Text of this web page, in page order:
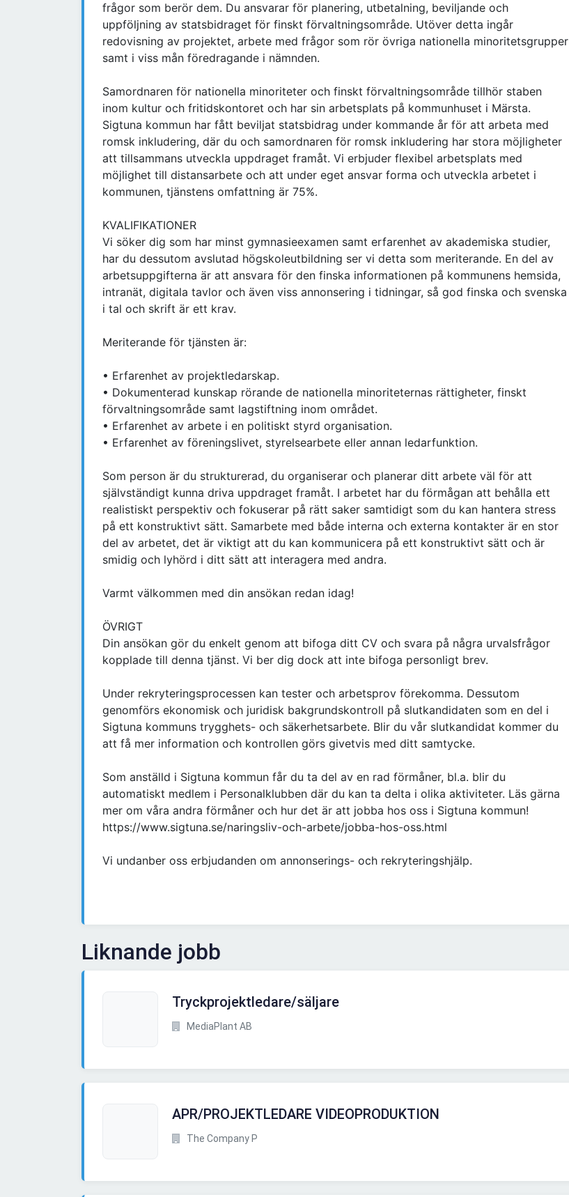
frågor som berör dem. Du ansvarar för planering, utbetalning, beviljande och
uppföljning av statsbidraget för finskt förvaltningsområde. Utöver detta ingår
redovisning av projektet, arbete med frågor som rör övriga nationella minoritetsgrupper
samt i viss mån föredragande i nämnden.
Samordnaren för nationella minoriteter och finskt förvaltningsområde tillhör staben
inom kultur och fritidskontoret och har sin arbetsplats på kommunhuset i Märsta.
Sigtuna kommun har fått beviljat statsbidrag under kommande år för att arbeta med
romsk inkludering, där du och samordnaren för romsk inkludering har stora möjligheter
att tillsammans utveckla uppdraget framåt. Vi erbjuder flexibel arbetsplats med
möjlighet till distansarbete och att under eget ansvar forma och utveckla arbetet i
kommunen, tjänstens omfattning är 75%.
KVALIFIKATIONER
Vi söker dig som har minst gymnasieexamen samt erfarenhet av akademiska studier,
har du dessutom avslutad högskoleutbildning ser vi detta som meriterande. En del av
arbetsuppgifterna är att ansvara för den finska informationen på kommunens hemsida,
intranät, digitala tavlor och även viss annonsering i tidningar, så god finska och svenska
i tal och skrift är ett krav.
Meriterande för tjänsten är:
• Erfarenhet av projektledarskap.
• Dokumenterad kunskap rörande de nationella minoriteternas rättigheter, finskt
förvaltningsområde samt lagstiftning inom området.
• Erfarenhet av arbete i en politiskt styrd organisation.
• Erfarenhet av föreningslivet, styrelsearbete eller annan ledarfunktion.
Som person är du strukturerad, du organiserar och planerar ditt arbete väl för att
självständigt kunna driva uppdraget framåt. I arbetet har du förmågan att behålla ett
realistiskt perspektiv och fokuserar på rätt saker samtidigt som du kan hantera stress
på ett konstruktivt sätt. Samarbete med både interna och externa kontakter är en stor
del av arbetet, det är viktigt att du kan kommunicera på ett konstruktivt sätt och är
smidig och lyhörd i ditt sätt att interagera med andra.
Varmt välkommen med din ansökan redan idag!
ÖVRIGT
Din ansökan gör du enkelt genom att bifoga ditt CV och svara på några urvalsfrågor
kopplade till denna tjänst. Vi ber dig dock att inte bifoga personligt brev.
Under rekryteringsprocessen kan tester och arbetsprov förekomma. Dessutom
genomförs ekonomisk och juridisk bakgrundskontroll på slutkandidaten som en del i
Sigtuna kommuns trygghets- och säkerhetsarbete. Blir du vår slutkandidat kommer du
att få mer information och kontrollen görs givetvis med ditt samtycke.
Som anställd i Sigtuna kommun får du ta del av en rad förmåner, bl.a. blir du
automatiskt medlem i Personalklubben där du kan ta delta i olika aktiviteter. Läs gärna
mer om våra andra förmåner och hur det är att jobba hos oss i Sigtuna kommun!
https://www.sigtuna.se/naringsliv-och-arbete/jobba-hos-oss.html
Vi undanber oss erbjudanden om annonserings- och rekryteringshjälp.
Liknande jobb
Tryckprojektledare/säljare
MediaPlant AB
APR/PROJEKTLEDARE VIDEOPRODUKTION
The Company P